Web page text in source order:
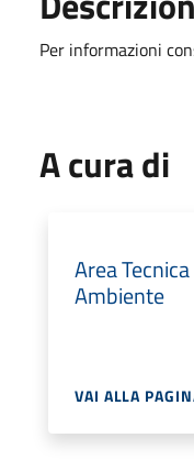
Per informazioni
A cura di
Area
Ambiente
VAI ALLA